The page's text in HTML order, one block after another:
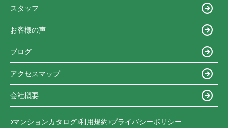
スタッフ
お客様の声
ブログ
アクセスマップ
会社概要
マンションカタログ 利用規約 プライバシーポリシー